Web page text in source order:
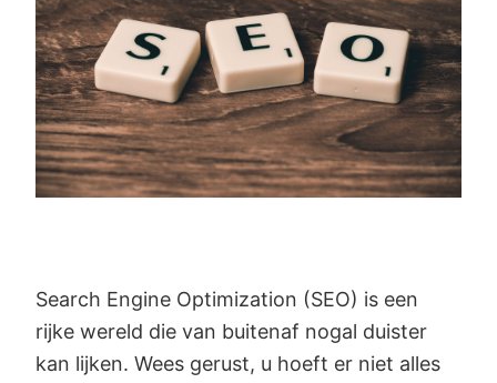
Search Engine Optimization (SEO) is een
rijke wereld die van buitenaf nogal duister
kan lijken. Wees gerust, u hoeft er niet alles